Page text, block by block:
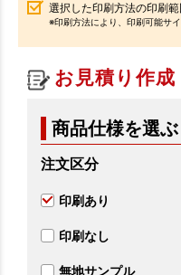
選択した印刷方法の印刷
※印刷方法により、印刷可能サイ
お見積り作成
商品仕様を選ぶ
注文区分
印刷あり
印刷なし
無地サンプル